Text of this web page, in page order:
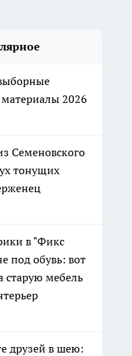
2026
Семеновского
тонущих
в "Фикс
под обувь: вот
старую мебель
друзей в шею: